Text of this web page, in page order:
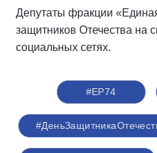
Депутаты фракции
защитников Отечества на
социальных сетях.
#ЕР74